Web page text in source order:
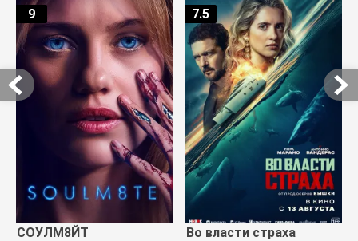
СОУЛМ8ЙТ
9
Во власти страха
7.5